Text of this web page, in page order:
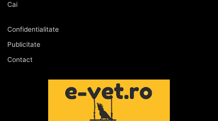
Cai
Confidentialitate
Publicitate
Contact